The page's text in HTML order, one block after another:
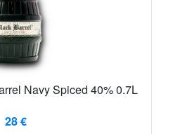
Navy Spiced 40% 0.7L
28 €